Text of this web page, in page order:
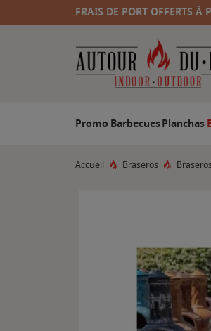
FRAIS DE PORT OFFERTS À
Promo BarbecuesPlanchas
Accueil Braseros